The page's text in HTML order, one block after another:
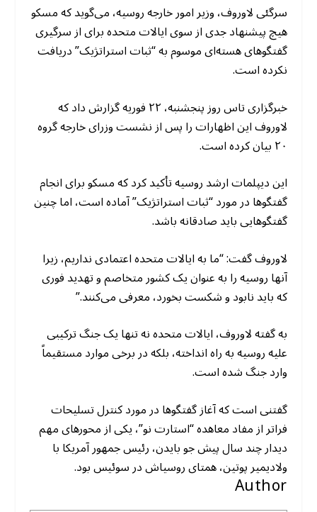
سرگئی لاوروف، وزیر امور خارجه روسیه، می‌گوید که مسکو
هیچ پیشنهاد جدی از سوی ایالات متحده برای از سرگیری
گفتگوهای هسته‌ای موسوم به “ثبات استراتژیک” دریافت
نکرده است.
خبرگزاری تاس روز پنجشنبه، ۲۲ فوریه گزارش داد که
لاوروف این اظهارات را پس از نشست وزرای خارجه گروه
۲۰ بیان کرده است.
این دیپلمات ارشد روسیه تأکید کرد که مسکو برای انجام
گفتگوها در مورد “ثبات استراتژیک” آماده است، اما چنین
گفتگوهایی باید صادقانه باشد.
لاوروف گفت: “ما به ایالات متحده اعتمادی نداریم، زیرا
آنها روسیه را به عنوان یک کشور متخاصم و تهدید فوری
که باید نابود و شکست بخورد، معرفی می‌کنند.”
به گفته لاوروف، ایالات متحده نه تنها یک جنگ ترکیبی
علیه روسیه به راه انداخته، بلکه در برخی موارد مستقیماً
وارد جنگ شده است.
گفتنی است که آغاز گفتگوها در مورد کنترل تسلیحات
فراتر از مفاد معاهده “استارت نو”، یکی از محورهای مهم
دیدار چند سال پیش جو بایدن، رئیس جمهور آمریکا با
ولادیمیر پوتین، همتای روسیاش در سوئیس بود.
Author